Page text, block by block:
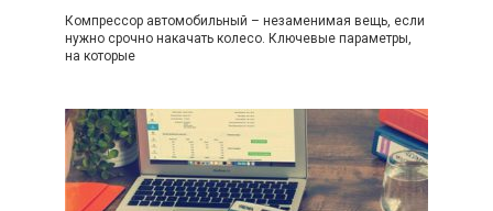
Компрессор автомобильный – незаменимая вещь, если
нужно срочно накачать колесо. Ключевые параметры,
на которые